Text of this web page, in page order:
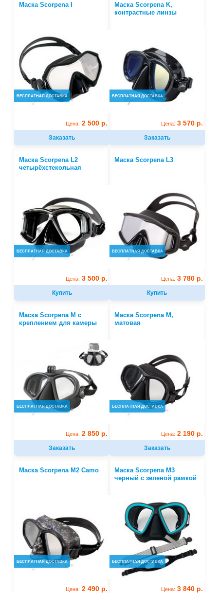
Маска Scorpena I
БЕСПЛАТНАЯ ДОСТАВКА
Цена: 2 500 р.
Заказать
Маска Scorpena K,
контрастные линзы
БЕСПЛАТНАЯ ДОСТАВКА
Цена: 3 570 р.
Заказать
Маска Scorpena L2
четырёхстекольная
БЕСПЛАТНАЯ ДОСТАВКА
Цена: 3 500 р.
Купить
Маска Scorpena L3
БЕСПЛАТНАЯ ДОСТАВКА
Цена: 3 780 р.
Купить
Маска Scorpena M с
креплением для камеры
БЕСПЛАТНАЯ ДОСТАВКА
Цена: 2 850 р.
Заказать
Маска Scorpena M,
матовая
БЕСПЛАТНАЯ ДОСТАВКА
Цена: 2 190 р.
Заказать
Маска Scorpena M2 Camo
БЕСПЛАТНАЯ ДОСТАВКА
Цена: 2 490 р.
Маска Scorpena M3
черный с зеленой рамкой
БЕСПЛАТНАЯ ДОСТАВКА
Цена: 3 840 р.